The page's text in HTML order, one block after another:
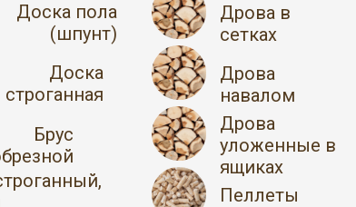
Дрова
уложенные в
ящиках
Пеллеты
Дрова
навалом
Дрова в
сетках
Доска пола
(шпунт)
Доска
строганная
Брус